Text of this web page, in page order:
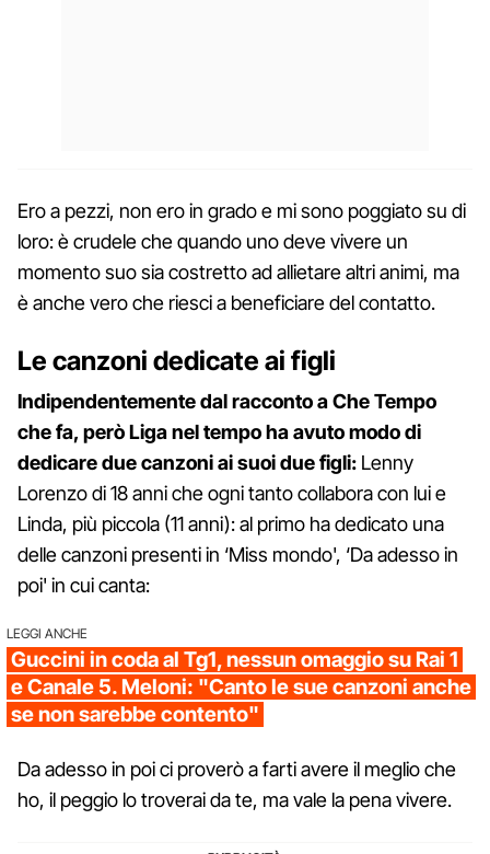
Ero a pezzi, non ero in grado e mi sono poggiato su di
loro: è crudele che quando uno deve vivere un
momento suo sia costretto ad allietare altri animi, ma
è anche vero che riesci a beneficiare del contatto.
Le canzoni dedicate ai figli
Indipendentemente dal racconto a Che Tempo
che fa, però Liga nel tempo ha avuto modo di
dedicare due canzoni ai suoi due figli: Lenny
Lorenzo di 18 anni che ogni tanto collabora con lui e
Linda, più piccola (11 anni): al primo ha dedicato una
delle canzoni presenti in ‘Miss mondo', ‘Da adesso in
poi' in cui canta:
LEGGI ANCHE
Guccini in coda al Tg1, nessun omaggio su Rai 1
e Canale 5. Meloni: "Canto le sue canzoni anche
se non sarebbe contento"
Da adesso in poi ci proverò a farti avere il meglio che
ho, il peggio lo troverai da te, ma vale la pena vivere.